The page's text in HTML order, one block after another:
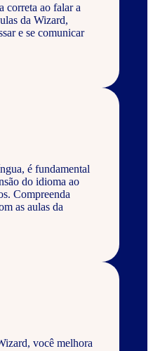
correta ao falar a
da Wizard,
e se comunicar
é fundamental
do idioma ao
Compreenda
as aulas da
você melhora